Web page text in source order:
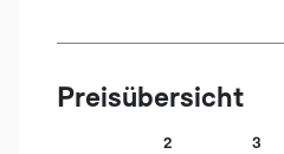
Preisübersicht
2
3